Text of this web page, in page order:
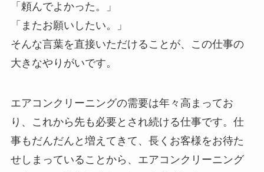
「頼んでよかった。」
「またお願いしたい。」
そんな言葉を直接いただけることが、この仕事の
大きなやりがいです。
エアコンクリーニングの需要は年々高まってお
り、これから先も必要とされ続ける仕事です。仕
事もだんだんと増えてきて、長くお客様をお待た
せしまっていることから、エアコンクリーニング